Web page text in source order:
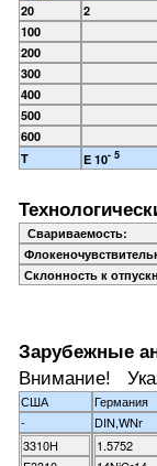
20
2
100
200
300
400
500
600
T
E 10- 5
Свариваемость:
Склонность к
Зарубежные
Внимание!
США Германия
-
DIN,WNr
3310H
1.5752